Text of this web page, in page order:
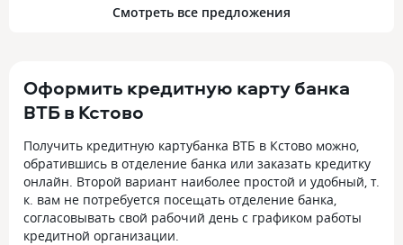
Смотреть все предложения
Оформить кредитную карту банка
ВТБ в Кстово
Получить кредитную картубанка ВТБ в Кстово можно,
обратившись в отделение банка или заказать кредитку
онлайн. Второй вариант наиболее простой и удобный, т.
к. вам не потребуется посещать отделение банка,
согласовывать свой рабочий день с графиком работы
кредитной организации.